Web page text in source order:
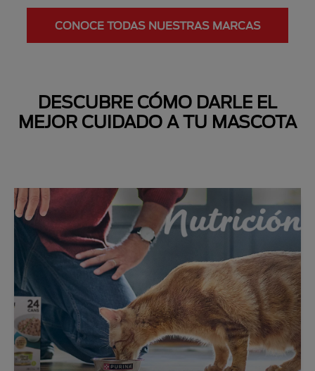
Next
CONOCE TODAS NUESTRAS MARCAS
DESCUBRE CÓMO DARLE EL
MEJOR CUIDADO A TU MASCOTA